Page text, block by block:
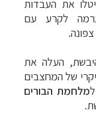
את העבדות
לקרע עם
היבשת, העלה את
של המחצבים
מלחמת הבורים